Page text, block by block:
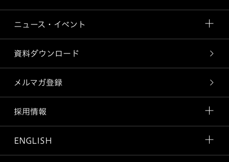
ニュース・イベント
資料ダウンロード
メルマガ登録
採用情報
ENGLISH